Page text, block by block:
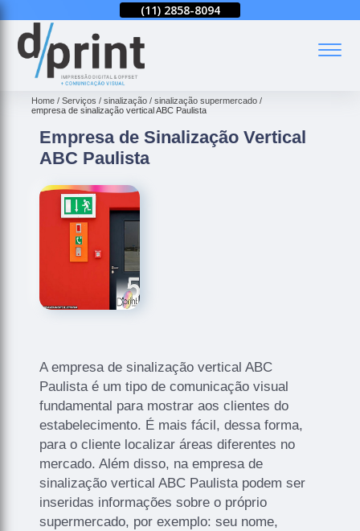
(11) 2858-8094 (11)
Home Serviços sinalização
sinalização supermercado
empresa de sinalização vertical ABC Paulista
Empresa de Sinalização Vertical
ABC Paulista
A empresa de sinalização vertical ABC
Paulista é um tipo de comunicação visual
fundamental para mostrar aos clientes do
estabelecimento. É mais fácil, dessa forma,
para o cliente localizar áreas diferentes no
mercado. Além disso, na empresa de
sinalização vertical ABC Paulista podem ser
inseridas informações sobre o próprio
supermercado, por exemplo: seu nome,